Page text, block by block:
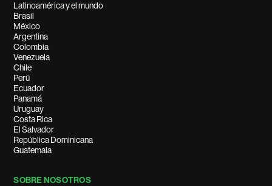
Latinoamérica y el mundo
Brasil
México
Argentina
Colombia
Venezuela
Chile
Perú
Ecuador
Panamá
Uruguay
Costa Rica
El Salvador
República Dominicana
Guatemala
SOBRE NOSOTROS